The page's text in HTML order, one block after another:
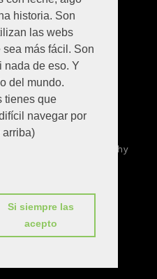
historia. Son
las webs
más fácil. Son
nada de eso. Y
del mundo.
tienes que
navegar por
arriba)
Si siempre las
acepto
Spotify
YouTube
Bold Photography
Themes